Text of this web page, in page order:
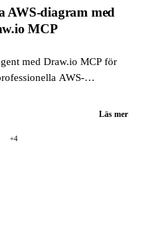
AWS-diagram med
MCP
med Draw.io MCP för
AWS-
Läs mer
+4